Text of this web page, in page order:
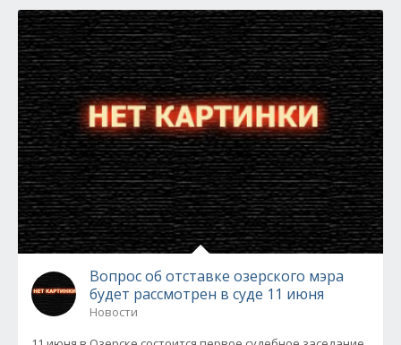
Вопрос об отставке озерского мэра
будет рассмотрен в суде 11 июня
Новости